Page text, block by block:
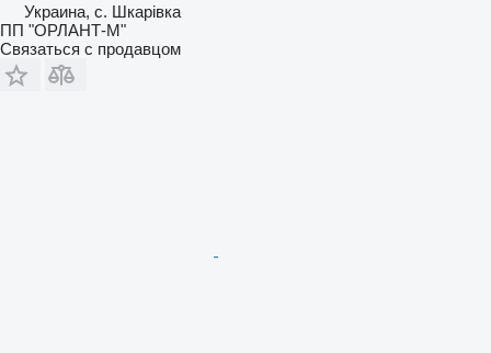
Украина, с. Шкарівка
ПП "ОРЛАНТ-М"
Связаться с продавцом